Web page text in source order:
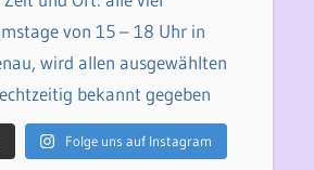
Folge uns auf Instagram